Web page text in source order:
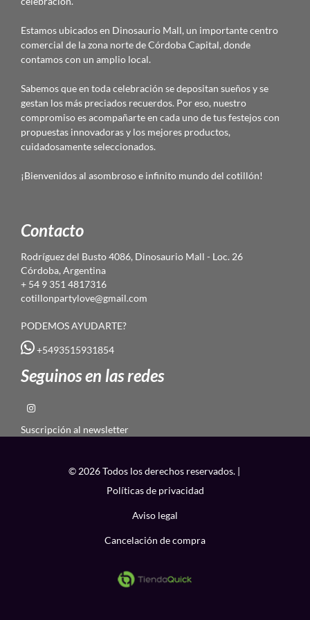
Estamos ubicados en Dinosaurio Mall, un importante centro
comercial de la zona norte de Córdoba Capital, donde
contamos con un amplio local.
Sabemos que en toda celebración se depositan sueños y se
gestan los más preciados recuerdos. Por eso, nuestro
compromiso es acompañarte en cada uno de tus festejos con
propuestas innovadoras y los mejores productos,
cuidadosamente seleccionados.
¡Bienvenidos al asombroso e infinito mundo del cotillón!
Contacto
Rodríguez del Busto 4086, Dinosaurio Mall - Loc. 26
Córdoba, Argentina
+ 54 9 351 4817316
cotillonpartylove@gmail.com
PODEMOS AYUDARTE?
+5493515931854
Seguinos en las redes
Suscripción al newsletter
© 2026 Todos los derechos reservados. |
Políticas de privacidad
Aviso legal
Cancelación de compra